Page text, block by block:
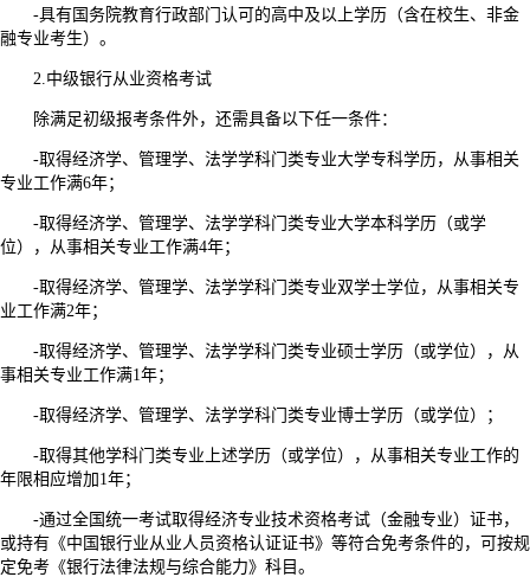
-具有国务院教育行政部门认可的高中及以上学历（含在校生、非金
融专业考生）。
2.中级银行从业资格考试
除满足初级报考条件外，还需具备以下任一条件：
-取得经济学、管理学、法学学科门类专业大学专科学历，从事相关
专业工作满6年；
-取得经济学、管理学、法学学科门类专业大学本科学历（或学
位），从事相关专业工作满4年；
-取得经济学、管理学、法学学科门类专业双学士学位，从事相关专
业工作满2年；
-取得经济学、管理学、法学学科门类专业硕士学历（或学位），从
事相关专业工作满1年；
-取得经济学、管理学、法学学科门类专业博士学历（或学位）；
-取得其他学科门类专业上述学历（或学位），从事相关专业工作的
年限相应增加1年；
-通过全国统一考试取得经济专业技术资格考试（金融专业）证书，
或持有《中国银行业从业人员资格认证证书》等符合免考条件的，可按规
定免考《银行法律法规与综合能力》科目。